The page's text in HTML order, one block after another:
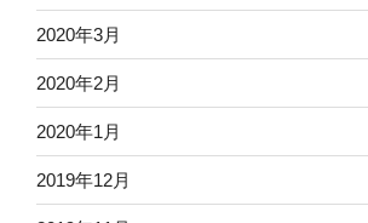
2020年3月
2020年2月
2020年1月
2019年12月